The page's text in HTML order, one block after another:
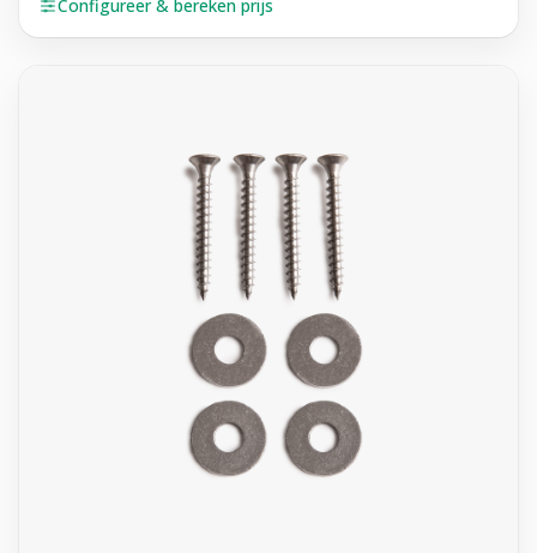
Configureer & bereken prijs